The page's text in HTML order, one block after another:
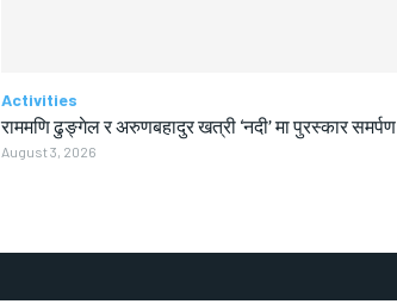
Activities
राममणि ढुङ्गेल र अरुणबहादुर खत्री ‘नदी’ मा पुरस्कार समर्पण
August 3, 2026